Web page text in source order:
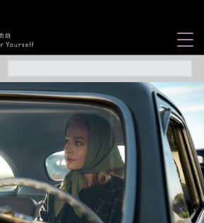
觀點專欄
社會企業
認識我們